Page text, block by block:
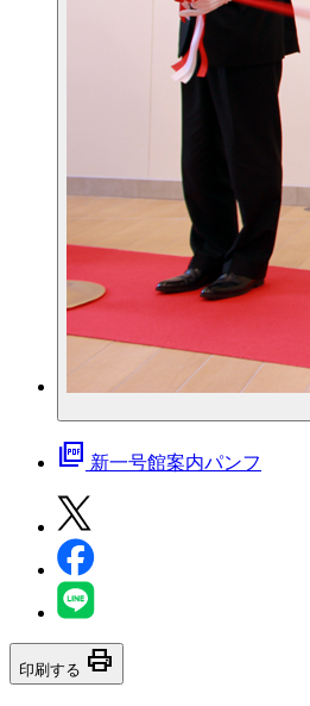
picture_as_pdf 新一号館案内パンフ
印刷する print